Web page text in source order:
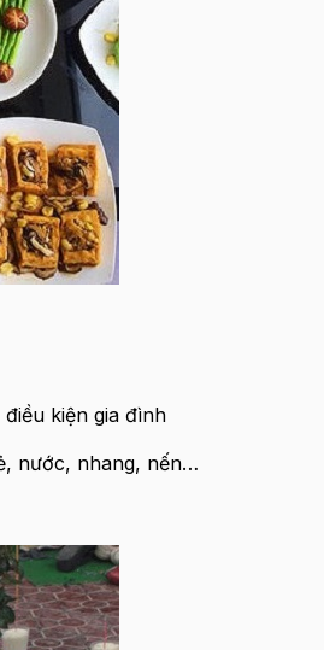
kiện gia đình
nước, nhang, nến…